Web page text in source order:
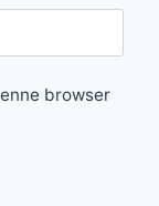
browser